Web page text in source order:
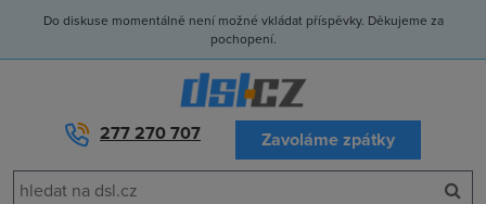
Do diskuse momentálně není možné vkládat příspěvky. Děkujeme za
pochopení.
277 270 707 Zavoláme zpátky